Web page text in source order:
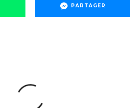
PARTAGER